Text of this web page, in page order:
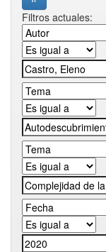
Filtros actuales: